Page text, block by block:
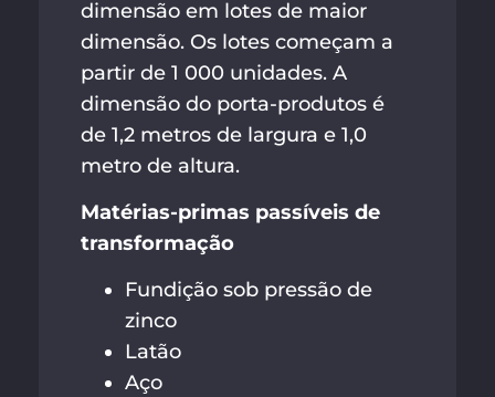
dimensão em lotes de maior
dimensão. Os lotes começam a
partir de 1 000 unidades. A
dimensão do porta-produtos é
de 1,2 metros de largura e 1,0
metro de altura.
Matérias-primas passíveis de
transformação
Fundição sob pressão de
zinco
Latão
Aço